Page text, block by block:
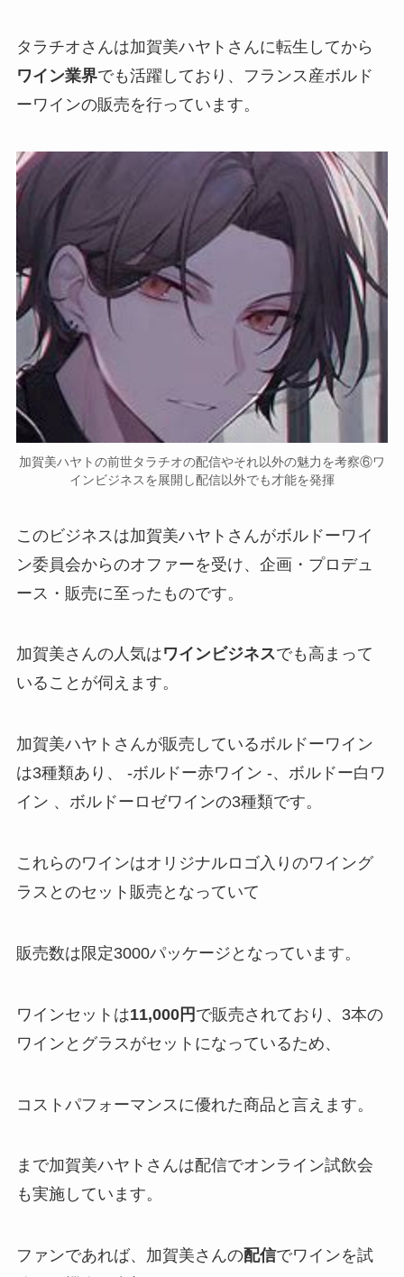
タラチオさんは加賀美ハヤトさんに転生してから
ワイン業界でも活躍しており、
フランス産ボルド
ーワインの販売を行っています。
加賀美ハヤトの前世タラチオの配信やそれ以外の魅力を考察⑥ワ
インビジネスを展開し配信以外でも才能を発揮
このビジネスは加賀美ハヤトさんがボルドーワイ
ン委員会からのオファーを受け、企画・プロデュ
ース・販売に至ったものです。
加賀美さんの人気はワインビジネスでも高まって
いることが伺えます。
加賀美ハヤトさんが販売しているボルドーワイン
は3種類あり、 -ボルドー赤ワイン -、ボルドー白ワ
イン 、ボルドーロゼワインの3種類です。
これらのワインはオリジナルロゴ入りのワイング
ラスとのセット販売となっていて
販売数は限定3000パッケージ となっています。
ワインセットは11,000円 で販売されており、3本の
ワインとグラスがセットになっているため、
コストパフォーマンス に優れた商品と言えます。
まで加賀美ハヤトさんは配信でオンライン試飲会
も実施しています。
ファンであれば、加賀美さんの配信でワインを試